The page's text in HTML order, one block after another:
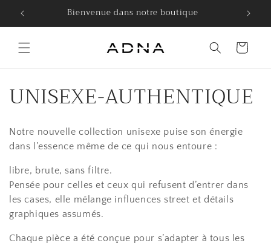
zum
Bienvenue dans notre boutique
Warenkorb
K
a
t
e
g
o
UNISEXE-AUTHENTIQUE
Notre nouvelle collection unisexe puise son énergie
dans l’essence même de ce qui nous entoure :
libre, brute, sans filtre.
Pensée pour celles et ceux qui refusent d’entrer dans
les cases, elle mélange influences street et détails
graphiques assumés.
Chaque pièce a été conçue pour s’adapter à tous les